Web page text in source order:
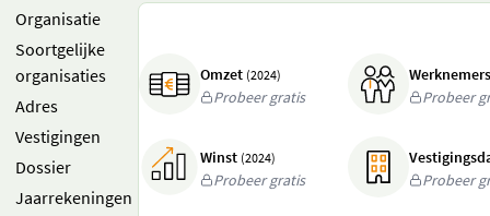
Organisatie
Soortgelijke
organisaties
Adres
Vestigingen
Dossier
Jaarrekeningen
Omzet (2024)
Probeer gratis
Probeer
Winst (2024)
Probeer gratis
Probeer